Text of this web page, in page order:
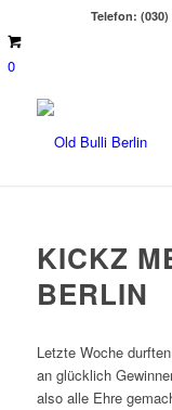
Telefon:
0
KICKZ
BERLIN
Letzte Woche
an glücklich
also alle Ehre